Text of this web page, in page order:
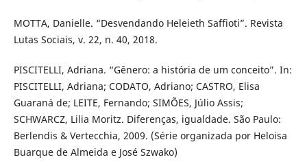
MOTTA, Danielle. “Desvendando Heleieth Saffioti”. Revista
Lutas Sociais, v. 22, n. 40, 2018.
PISCITELLI, Adriana. “Gênero: a história de um conceito”. In:
PISCITELLI, Adriana; CODATO, Adriano; CASTRO, Elisa
Guaraná de; LEITE, Fernando; SIMÕES, Júlio Assis;
SCHWARCZ, Lilia Moritz. Diferenças, igualdade. São Paulo:
Berlendis & Vertecchia, 2009. (Série organizada por Heloisa
Buarque de Almeida e José Szwako)